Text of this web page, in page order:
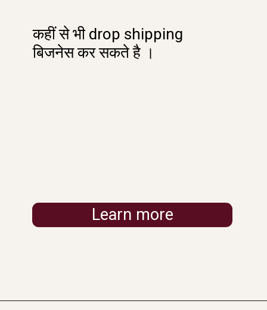
कहीं से भी drop shipping
बिजनेस कर सकते है ।
Learn more